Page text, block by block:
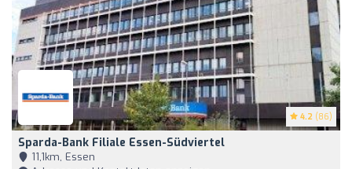
4.2 (86)
Sparda-Bank Filiale Essen-Südviertel
11,1km, Essen